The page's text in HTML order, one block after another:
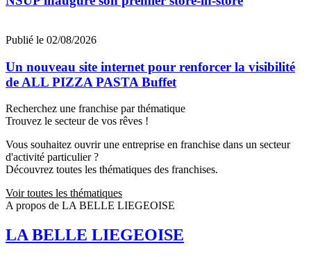
Publié le 02/08/2026
Un nouveau site internet pour renforcer la visibilité
de ALL PIZZA PASTA Buffet
Recherchez une franchise par thématique
Trouvez le secteur de vos rêves !
Vous souhaitez ouvrir une entreprise en franchise dans un secteur
d'activité particulier ?
Découvrez toutes les thématiques des franchises.
Voir toutes les thématiques
A propos de LA BELLE LIEGEOISE
LA BELLE LIEGEOISE